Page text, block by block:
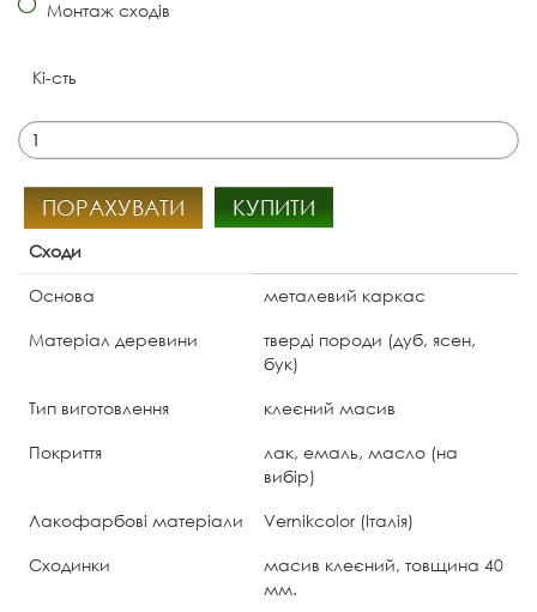
Монтаж сходів
Кі-сть
ПОРАХУВАТИ КУПИТИ
Сходи
Основа
металевий каркас
Матеріал деревини
тверді породи (дуб, ясен,
бук)
Тип виготовлення
клеєний масив
Покриття
лак, емаль, масло (на
вибір)
Лакофарбові матеріали
Vernikcolor (Італія)
Сходинки
масив клеєний, товщина 40
мм.